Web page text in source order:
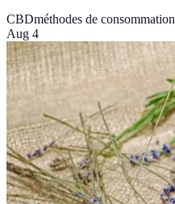
CBDméthodes de consommation
Aug 4